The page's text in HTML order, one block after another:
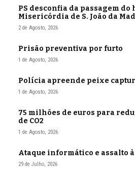
PS desconfia da passagem
Misericórdia de S. João da
2 de Agosto, 2026
Prisão preventiva por furto
1 de Agosto, 2026
Polícia apreende peixe
1 de Agosto, 2026
75 milhões de euros para
de CO2
1 de Agosto, 2026
Ataque informático e assalto
29 de Julho, 2026